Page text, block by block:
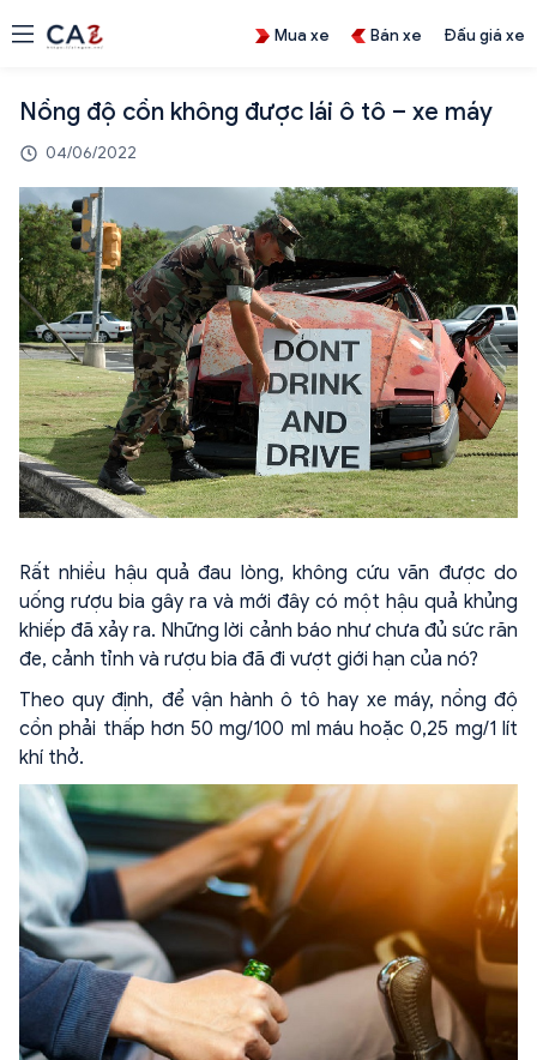
Mua xe Bán xe Đấu giá xe
Nồng độ cồn không được lái ô tô – xe máy
04/06/2022
Rất nhiều hậu quả đau lòng, không cứu vãn được do
uống rượu bia gây ra và mới đây có một hậu quả khủng
khiếp đã xảy ra. Những lời cảnh báo như chưa đủ sức răn
đe, cảnh tỉnh và rượu bia đã đi vượt giới hạn của nó?
Theo quy định, để vận hành ô tô hay xe máy, nồng độ
cồn phải thấp hơn 50 mg/100 ml máu hoặc 0,25 mg/1 lít
khí thở.